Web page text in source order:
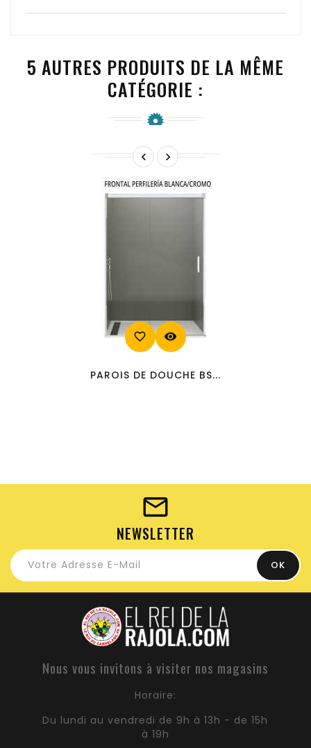
5 AUTRES PRODUITS DE LA MÊME
CATÉGORIE :
 
favorite_border visibility
PAROIS DE DOUCHE BS...
NEWSLETTER
Nous vous invitons à visiter nos magasins
Horaire:
Du lundi au vendredi de 9h à 13h - de 15h
à 19h